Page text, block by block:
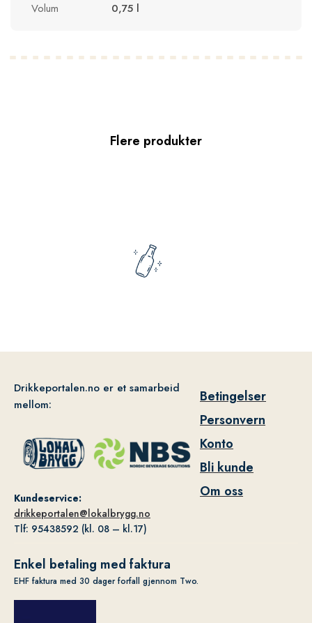
Volum
0,75 l
Flere produkter
Drikkeportalen.no er et samarbeid
mellom:
Kundeservice:
drikkeportalen@lokalbrygg.no
Tlf: 95438592 (kl. 08 – kl.17)
Betingelser
Personvern
Konto
Bli kunde
Om oss
Enkel betaling med faktura
EHF faktura med 30 dager forfall gjennom Two.